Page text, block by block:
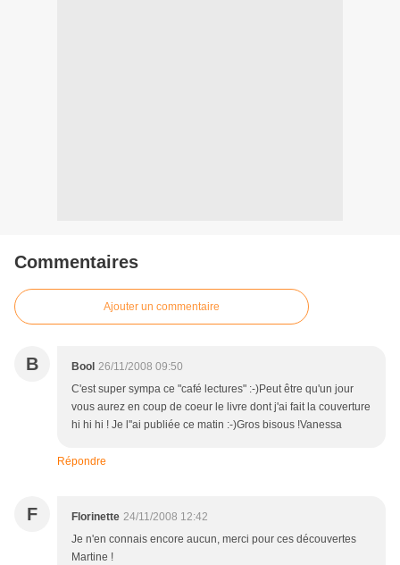
Commentaires
Ajouter un commentaire
B Bool 26/11/2008 09:50
C'est super sympa ce "café lectures" :-)Peut être qu'un jour
vous aurez en coup de coeur le livre dont j'ai fait la couverture
hi hi hi ! Je l''ai publiée ce matin :-)Gros bisous !Vanessa
Répondre
F Florinette 24/11/2008 12:42
Je n'en connais encore aucun, merci pour ces découvertes
Martine !